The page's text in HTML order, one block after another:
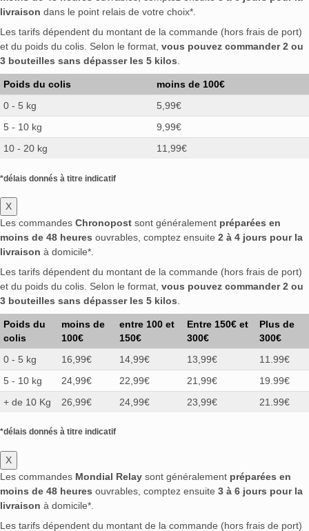
livraison dans le point relais de votre choix*.
Les tarifs dépendent du montant de la commande (hors frais de port)
et du poids du colis. Selon le format, vous pouvez commander 2 ou
3 bouteilles sans dépasser les 5 kilos.
Poids du colis
moins de 100€
0 - 5 kg
5,99€
5 - 10 kg
9,99€
10 - 20 kg
11,99€
*délais donnés à titre indicatif
X
Les commandes Chronopost sont généralement préparées en
moins de 48 heures ouvrables, comptez ensuite 2 à 4 jours pour la
livraison à domicile*.
Les tarifs dépendent du montant de la commande (hors frais de port)
et du poids du colis. Selon le format, vous pouvez commander 2 ou
3 bouteilles sans dépasser les 5 kilos
Poids du
colis
moins de
100€
entre 100 et
150€
Entre 150€ et
300€
Plus de
300€
0 - 5 kg
16,99€ 14,99€ 13,99€
11.99€
5 - 10 kg
24,99€ 22,99€ 21,99€
19.99€
+ de 10 Kg
26,99€ 24,99€ 23,99€ 21.99€
*délais donnés à titre indicatif
X
Les commandes Mondial Relay sont généralement préparées en
moins de 48 heures ouvrables, comptez ensuite 3 à 6 jours pour la
livraison à domicile*.
Les tarifs dépendent du montant de la commande (hors frais de port)